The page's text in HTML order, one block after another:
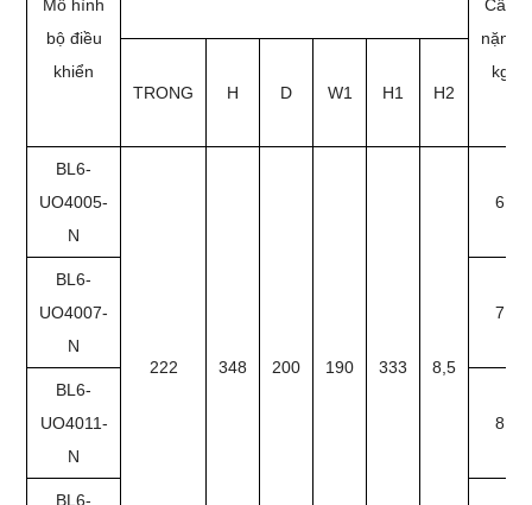
Mô hình
bộ điều
khiển
Cân
nặng
kg
TRONG
H D W1 H1 H2
BL6-
UO4005-
N
222 348 200 190 333 8,5
6
BL6-
UO4007-
N
7
BL6-
UO4011-
N
8
BL6-